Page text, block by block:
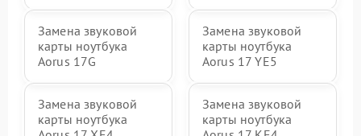
Замена звуковой
карты ноутбука
Aorus 17G
Замена звуковой
карты ноутбука
Aorus 17 YE5
Замена звуковой
карты ноутбука
Замена звуковой
карты ноутбука